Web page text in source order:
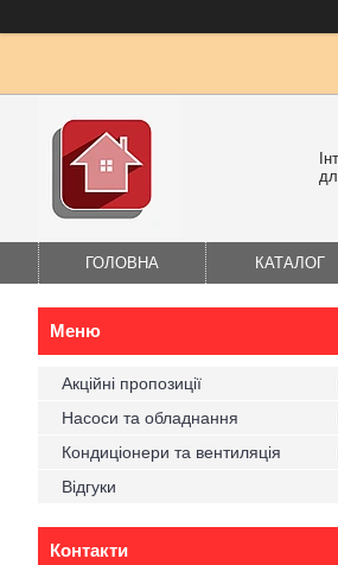
ГОЛОВНА КАТАЛОГ
Акційні пропозиції
Насоси та обладнання
Кондиціонери та вентиляція
Відгуки
Контакти